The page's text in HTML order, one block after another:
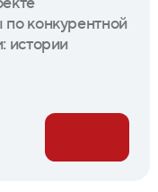
конкурентной
истории